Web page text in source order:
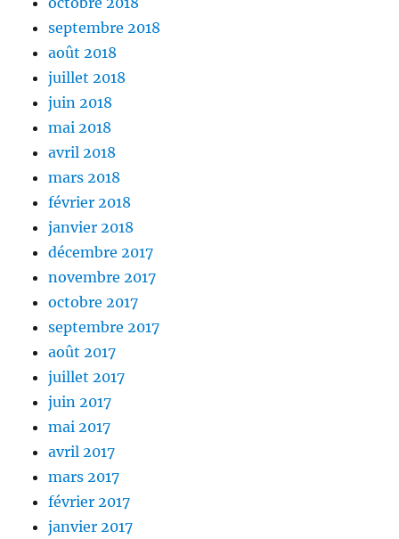
septembre 2018
août 2018
juillet 2018
juin 2018
mai 2018
avril 2018
mars 2018
février 2018
janvier 2018
décembre 2017
novembre 2017
octobre 2017
septembre 2017
août 2017
juillet 2017
juin 2017
mai 2017
avril 2017
mars 2017
février 2017
janvier 2017